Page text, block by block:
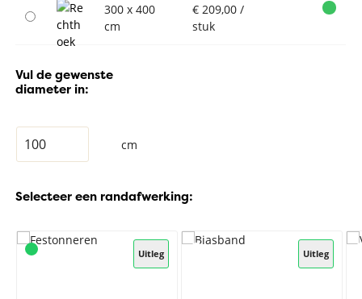
300 x 400
cm
€ 209,00 /
stuk
Vul de gewenste
diameter in:
cm
Selecteer een randafwerking:
Uitleg Uitleg